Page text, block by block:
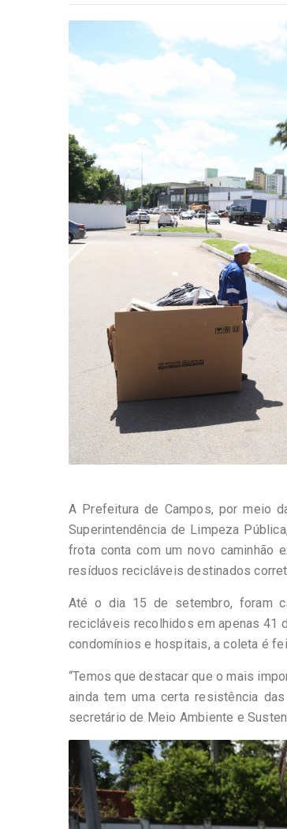
Desenvolvido
A Prefeitura de Campos, por meio
Superintendência de Limpeza
frota conta com um novo caminhão
resíduos recicláveis destinados
Até o dia 15 de setembro, foram
recicláveis recolhidos em apenas 41
condomínios e hospitais, a coleta é
“Temos que destacar que o mais
ainda tem uma certa resistência
secretário de Meio Ambiente e